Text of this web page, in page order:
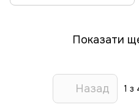
Показати
Назад 1 з